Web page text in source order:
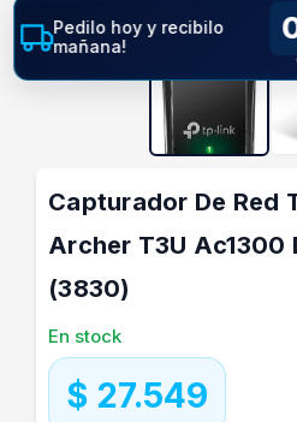
Capturador De Red
Archer T3U Ac1300
(3830)
En stock
$ 27.549
Pedilo hoy y recibilo
mañana!